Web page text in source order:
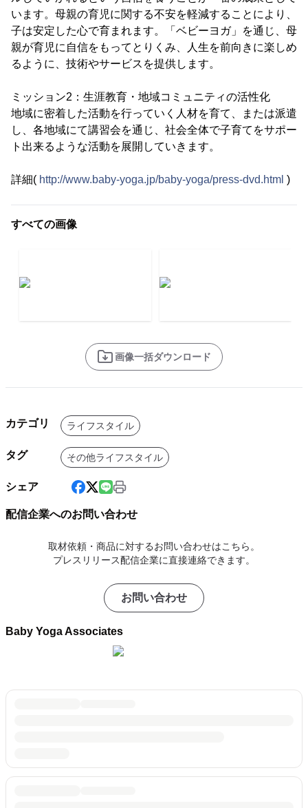
います。母親の育児に関する不安を軽減することにより、
子は安定した心で育まれます。「ベビーヨガ」を通じ、母
親が育児に自信をもってとりくみ、人生を前向きに楽しめ
るように、技術やサービスを提供します。
ミッション2：生涯教育・地域コミュニティの活性化
地域に密着した活動を行っていく人材を育て、または派遣
し、各地域にて講習会を通じ、社会全体で子育てをサポー
ト出来るような活動を展開していきます。
詳細( http://www.baby-yoga.jp/baby-yoga/press-dvd.html )
すべての画像
画像一括ダウンロード
カテゴリ ライフスタイル
タグ その他ライフスタイル
シェア
配信企業へのお問い合わせ
取材依頼・商品に対するお問い合わせはこちら。
プレスリリース配信企業に直接連絡できます。
お問い合わせ
Baby Yoga Associates